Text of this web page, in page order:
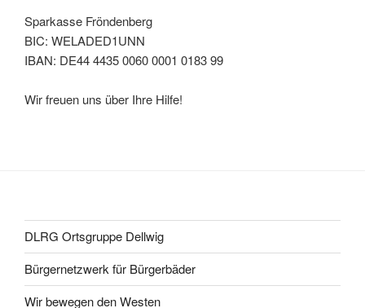
Sparkasse Fröndenberg
BIC: WELADED1UNN
IBAN: DE44 4435 0060 0001 0183 99
Wir freuen uns über Ihre Hilfe!
DLRG Ortsgruppe Dellwig
Bürgernetzwerk für Bürgerbäder
Wir bewegen den Westen